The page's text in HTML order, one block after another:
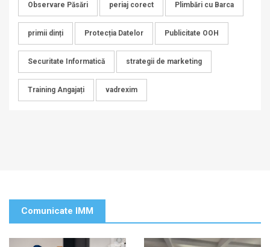
Observare Păsări periaj corect Plimbări cu Barca
primii dinți Protecția Datelor Publicitate OOH
Securitate Informatică strategii de marketing
Training Angajați vadrexim
Comunicate IMM